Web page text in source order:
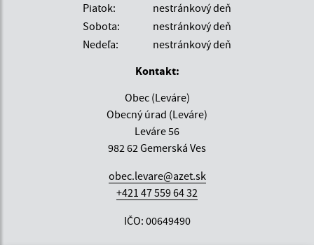
Piatok:
nestránkový deň
Sobota:
nestránkový deň
Nedeľa:
nestránkový deň
Kontakt:
Obec (Leváre)
Obecný úrad (Leváre)
Leváre 56
982 62 Gemerská Ves
obec.levare@azet.sk
+421 47 559 64 32
IČO: 00649490